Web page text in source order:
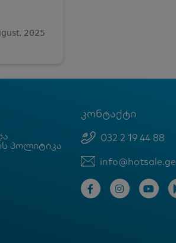
2025
პოლიტიკა
კონტაქტი
032 2 19 44 88
info@hotsale.ge